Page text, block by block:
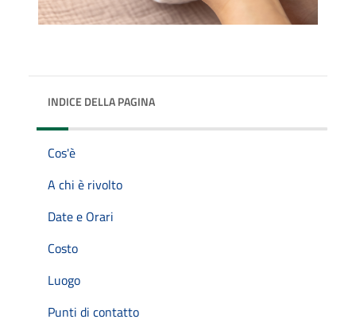
INDICE DELLA PAGINA
Cos'è
A chi è rivolto
Date e Orari
Costo
Luogo
Punti di contatto